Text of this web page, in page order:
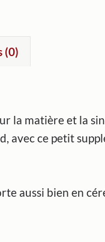
(0)
la matière et la
avec ce petit
aussi bien en